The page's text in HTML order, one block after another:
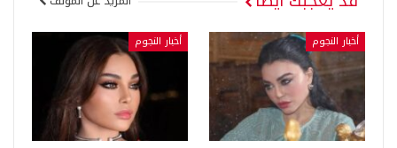
أخبار النجوم أخبار النجوم